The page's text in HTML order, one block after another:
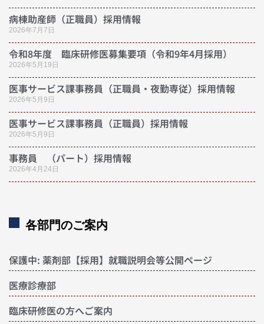
病棟助産師（正職員）採用情報
2026年7月7日
令和8年度 臨床研修医募集要項（令和9年4月採用）
2026年5月19日
医事サービス課事務員（正職員・夜勤専従）採用情報
2026年5月9日
医事サービス課事務員（正職員）採用情報
2026年5月9日
事務員 （パート）採用情報
2026年4月24日
各部門のご案内
保護中: 薬剤部【採用】就職説明会等公開ページ
医療診療部
臨床研修医の方へご案内